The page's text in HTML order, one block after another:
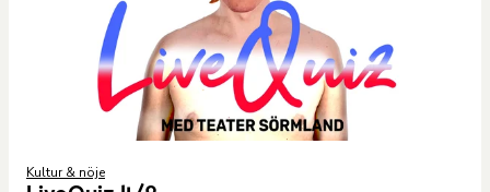
Kultur & nöje